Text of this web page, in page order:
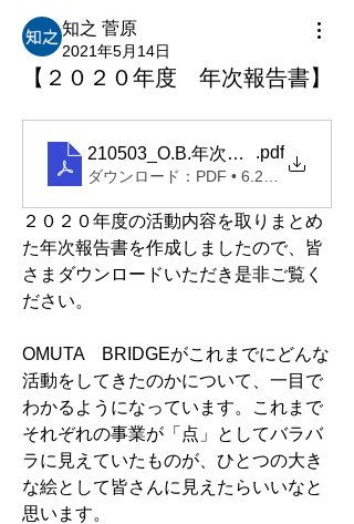
知之 菅原
2021年5月14日
【２０２０年度 年次報告書】
210503_O.B.年次報告書5EP
.pdf
ダウンロード：PDF • 6.29MB
２０２０年度の活動内容を取りまとめ
た年次報告書を作成しましたので、皆
さまダウンロードいただき是非ご覧く
ださい。
OMUTA　BRIDGEがこれまでにどんな
活動をしてきたのかについて、一目で
わかるようになっています。これまで
それぞれの事業が「点」としてバラバ
ラに見えていたものが、ひとつの大き
な絵として皆さんに見えたらいいなと
思います。